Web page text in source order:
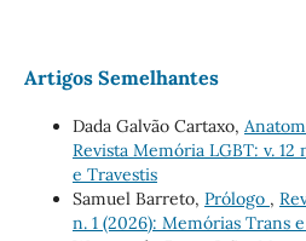
Artigos Semelhantes
Dada Galvão Cartaxo,
Revista Memória LGBT: v. 12
e Travestis
Samuel Barreto, Prólogo ,
n. 1 (2026): Memórias Trans